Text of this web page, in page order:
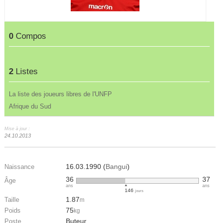
0 Compos
2 Listes
La liste des joueurs libres de l'UNFP
Afrique du Sud
Mise à jour :
24.10.2013
Naissance 16.03.1990 (Bangui)
Âge 36
ans
146 jours
37
ans
Taille 1.87m
Poids 75kg
Poste Buteur